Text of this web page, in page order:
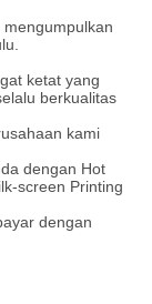
ketat yang
berkualitas
kami
dengan Hot
screen Printing
dengan